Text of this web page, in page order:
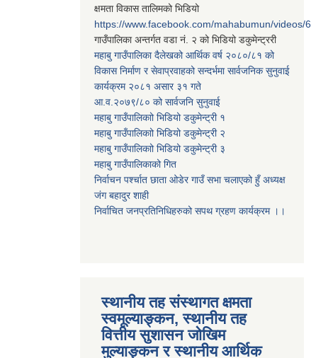
क्षमता विकास तालिमको भिडियो
https://www.facebook.com/mahabumun/videos/
गाउँपालिका अन्तर्गत वडा नं. २ को भिडियो डकुमेन्ट्ररी
महाबु गाउँपालिका दैलेखको आर्थिक वर्ष २०८०/८१ को
विकास निर्माण र सेवाप्रवाहको सन्दर्भमा सार्वजनिक सुनुवाई
कार्यक्रम २०८१ असार ३१ गते
आ.व.२०७९/८० को सार्वजनि सुनुवाई
महाबु गाउँपालिकाो भिडियो डकुमेन्ट्री १
महाबु गाउँपालिकाो भिडियो डकुमेन्ट्री २
महाबु गाउँपालिकाो भिडियो डकुमेन्ट्री ३
महाबु गाउँपालिकाको गित
निर्वाचन पर्श्चात छाता ओडेर गाउँ सभा चलाएको हुँ अध्यक्ष
जंग बहादुर शाही
निर्वाचित जनप्रतिनिधिहरुको सपथ ग्रहण कार्यक्रम ।।
स्थानीय तह संस्थागत क्षमता
स्वमूल्याङ्कन, स्थानीय तह
वित्तीय सुशासन जोखिम
मुल्याङ्कन र स्थानीय आर्थिक